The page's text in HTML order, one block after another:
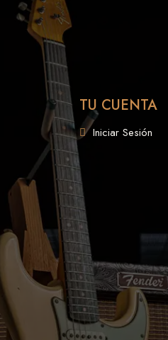
TU CUENTA
Iniciar Sesión